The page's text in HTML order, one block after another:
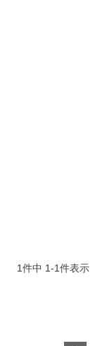
1件中 1-1件表示